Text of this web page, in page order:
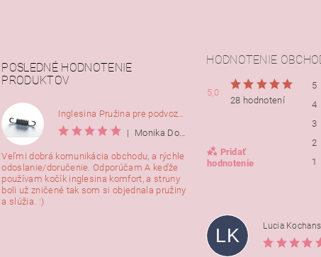
POSLEDNÉ HODNOTENIE
PRODUKTOV
Inglesina Pružina pre podvozok Comfort, 2ks
|
Monika Dorušáková
Veľmi dobrá komunikácia obchodu, a rýchle
odoslanie/doručenie. Odporúčam A keďže
používam kočík inglesina komfort, a struny
boli už zničené tak som si objednala pružiny
a slúžia. :)
HODNOTENIE
5,0
28 hodnotení
Pridať
hodnotenie
5
4
3
2
1
LK
Lucia